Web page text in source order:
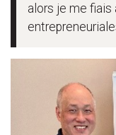
alors je me